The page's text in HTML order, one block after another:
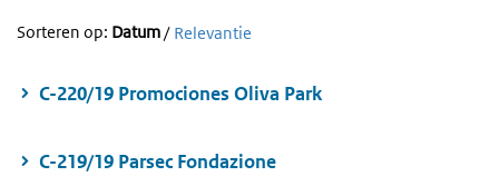
Sorteren op: Datum/ Relevantie
C-220/19 Promociones Oliva Park
C-219/19 Parsec Fondazione